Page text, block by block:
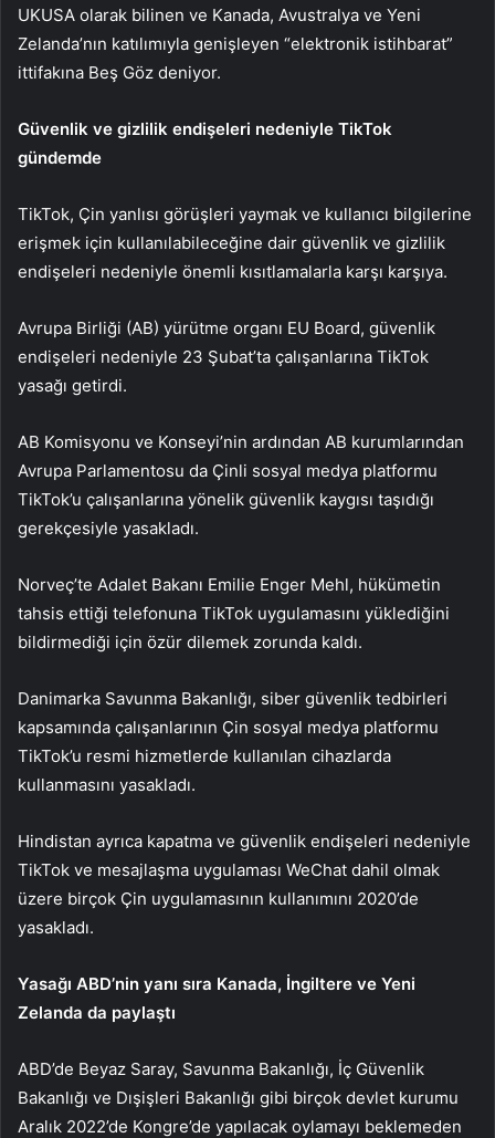
UKUSA olarak bilinen ve Kanada, Avustralya ve Yeni
Zelanda’nın katılımıyla genişleyen “elektronik istihbarat”
ittifakına Beş Göz deniyor.
Güvenlik ve gizlilik endişeleri nedeniyle TikTok
gündemde
TikTok, Çin yanlısı görüşleri yaymak ve kullanıcı bilgilerine
erişmek için kullanılabileceğine dair güvenlik ve gizlilik
endişeleri nedeniyle önemli kısıtlamalarla karşı karşıya.
Avrupa Birliği (AB) yürütme organı EU Board, güvenlik
endişeleri nedeniyle 23 Şubat’ta çalışanlarına TikTok
yasağı getirdi.
AB Komisyonu ve Konseyi’nin ardından AB kurumlarından
Avrupa Parlamentosu da Çinli sosyal medya platformu
TikTok’u çalışanlarına yönelik güvenlik kaygısı taşıdığı
gerekçesiyle yasakladı.
Norveç’te Adalet Bakanı Emilie Enger Mehl, hükümetin
tahsis ettiği telefonuna TikTok uygulamasını yüklediğini
bildirmediği için özür dilemek zorunda kaldı.
Danimarka Savunma Bakanlığı, siber güvenlik tedbirleri
kapsamında çalışanlarının Çin sosyal medya platformu
TikTok’u resmi hizmetlerde kullanılan cihazlarda
kullanmasını yasakladı.
Hindistan ayrıca kapatma ve güvenlik endişeleri nedeniyle
TikTok ve mesajlaşma uygulaması WeChat dahil olmak
üzere birçok Çin uygulamasının kullanımını 2020’de
yasakladı.
Yasağı ABD’nin yanı sıra Kanada, İngiltere ve Yeni
Zelanda da paylaştı
ABD’de Beyaz Saray, Savunma Bakanlığı, İç Güvenlik
Bakanlığı ve Dışişleri Bakanlığı gibi birçok devlet kurumu
Aralık 2022’de Kongre’de yapılacak oylamayı beklemeden